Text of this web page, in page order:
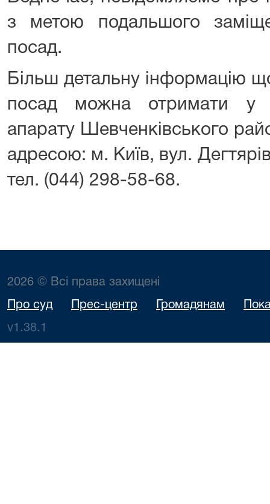
з метою подальшого
посад.
Більш детальну інформацію
посад можна отримати у
апарату Шевченківського
адресою: м. Київ, вул.
тел. (044) 298-58-68.
2026 © Всі права захищені
Про суд Прес-центр Громадянам
v1.38.1